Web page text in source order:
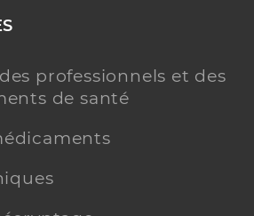
professionnels et des
de santé